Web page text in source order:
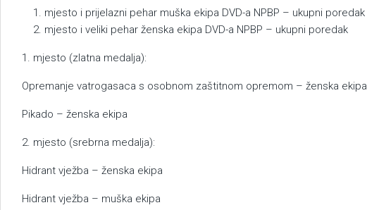
mjesto i prijelazni pehar muška ekipa DVD-a NPBP – ukupni poredak
mjesto i veliki pehar ženska ekipa DVD-a NPBP – ukupni poredak
1. mjesto (zlatna medalja):
Opremanje vatrogasaca s osobnom zaštitnom opremom – ženska ekipa
Pikado – ženska ekipa
2. mjesto (srebrna medalja):
Hidrant vježba – ženska ekipa
Hidrant vježba – muška ekipa